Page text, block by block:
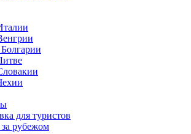
для туристов
рубежом